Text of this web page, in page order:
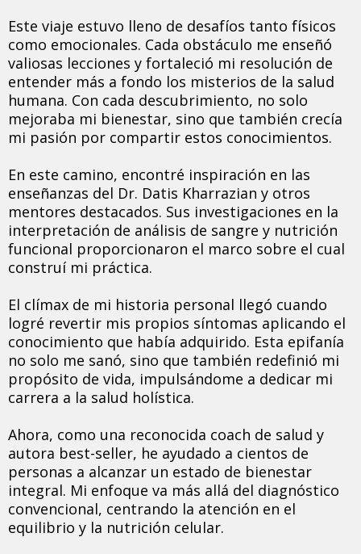
Este viaje estuvo lleno de desafíos tanto físicos
como emocionales. Cada obstáculo me enseñó
valiosas lecciones y fortaleció mi resolución de
entender más a fondo los misterios de la salud
humana. Con cada descubrimiento, no solo
mejoraba mi bienestar, sino que también crecía
mi pasión por compartir estos conocimientos.
En este camino, encontré inspiración en las
enseñanzas del Dr. Datis Kharrazian y otros
mentores destacados. Sus investigaciones en la
interpretación de análisis de sangre y nutrición
funcional proporcionaron el marco sobre el cual
construí mi práctica.
El clímax de mi historia personal llegó cuando
logré revertir mis propios síntomas aplicando el
conocimiento que había adquirido. Esta epifanía
no solo me sanó, sino que también redefinió mi
propósito de vida, impulsándome a dedicar mi
carrera a la salud holística.
Ahora, como una reconocida coach de salud y
autora best-seller, he ayudado a cientos de
personas a alcanzar un estado de bienestar
integral. Mi enfoque va más allá del diagnóstico
convencional, centrando la atención en el
equilibrio y la nutrición celular.